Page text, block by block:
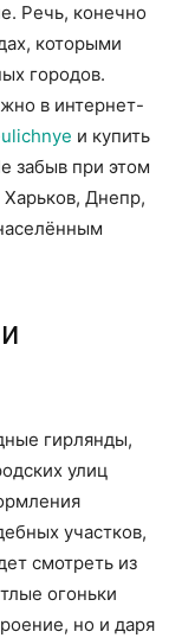
Речь, конечно
которыми
городов.
в интернет-
и купить
забыв при этом
Днепр,
гирлянды,
улиц
участков,
смотреть из
огоньки
но и даря